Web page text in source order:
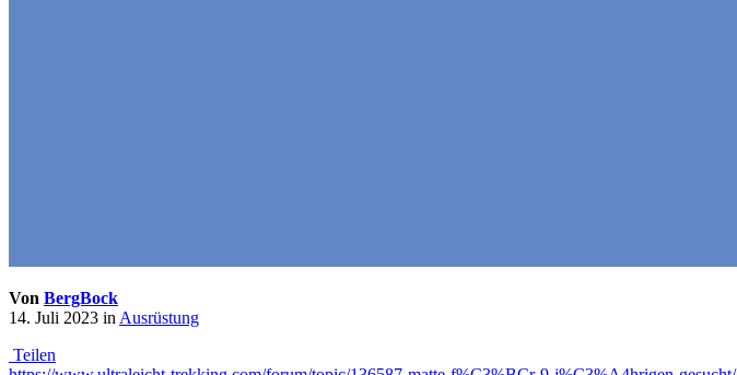
Von BergBock
14. Juli 2023 inAusrüstung
Teilen